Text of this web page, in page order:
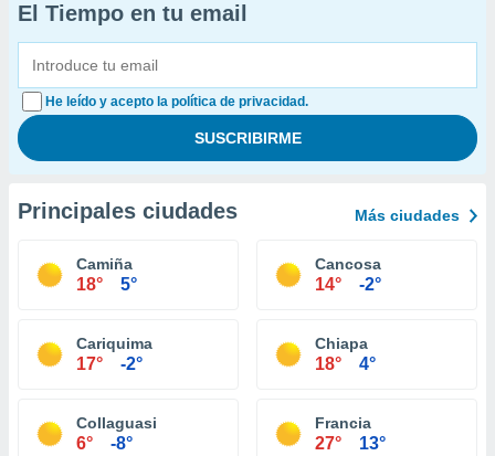
El Tiempo en tu email
He leído y acepto la política de privacidad.
Principales ciudades Más ciudades
Camiña
18° 5°
Cancosa
14° -2°
Cariquima
17° -2°
Chiapa
18° 4°
Collaguasi
6° -8°
Francia
27° 13°